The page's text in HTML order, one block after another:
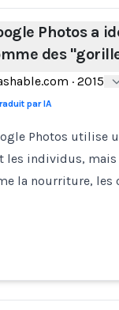
Photos a
des
· 2015
par IA
Photos utilise
individus,
la nourriture, les